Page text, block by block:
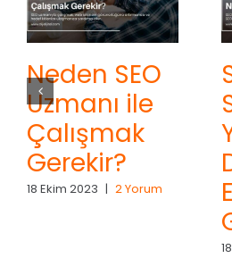
Neden SEO
Uzmanı ile
Çalışmak
Gerekir?
18 Ekim 2023 | 2 Yorum